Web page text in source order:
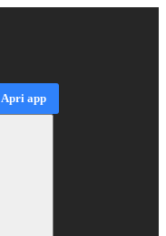
Apri app